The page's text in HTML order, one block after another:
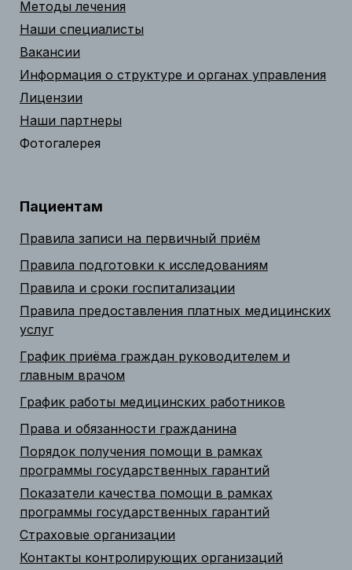
Методы лечения
Наши специалисты
Вакансии
Информация о структуре и органах управления
Лицензии
Наши партнеры
Фотогалерея
Пациентам
Правила записи на первичный приём
Правила подготовки к исследованиям
Правила и сроки госпитализации
Правила предоставления платных медицинских
услуг
График приёма граждан руководителем и
главным врачом
График работы медицинских работников
Права и обязанности гражданина
Порядок получения помощи в рамках
программы государственных гарантий
Показатели качества помощи в рамках
программы государственных гарантий
Страховые организации
Контакты контролирующих организаций